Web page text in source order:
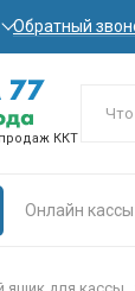
Обратный
ККТ
Онлайн кассы